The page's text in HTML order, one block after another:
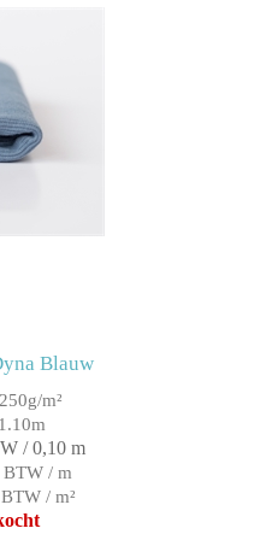
Blauw
m²
/ 0,10 m
/ m
/ m²